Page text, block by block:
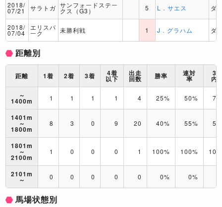
2018/
07/21 サラトガ サンフォードステー
クス（G3） 5 L．サエス ダ
2018/
07/04
エリスパ
ーク 未勝利戦 1 J．グラハム ダ
距離別
距離 1着 2着 3着 4着
以下
出走
回数 勝率 連対
率
3
内
～
1400m 1 1 1 1 4 25% 50%
1401m
～
1800m
8 3 0 9 20 40% 55%
1801m
～
2100m
1 0 0 0 1 100% 100%
2101m
～ 0 0 0 0 0 0% 0%
馬場状態別